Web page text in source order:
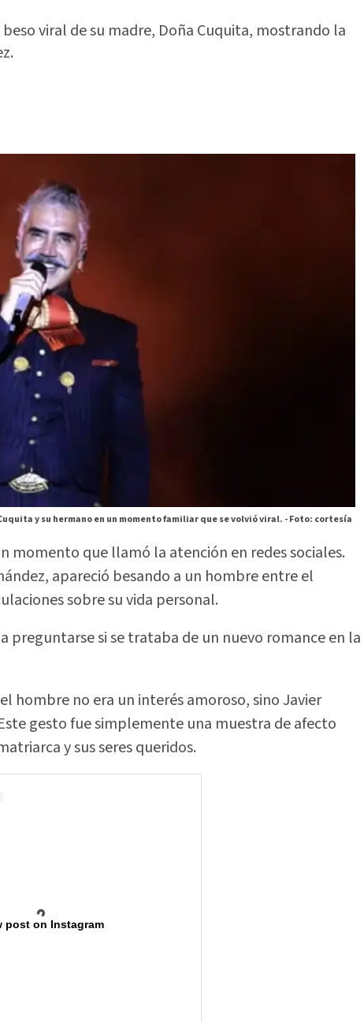
viral de su madre, Doña Cuquita, mostrando la
y su hermano en un momento familiar que se volvió viral. -Foto: cortesía
momento que llamó la atención en redes sociales.
apareció besando a un hombre entre el
sobre su vida personal.
si se trataba de un nuevo romance en la
hombre no era un interés amoroso, sino Javier
gesto fue simplemente una muestra de afecto
y sus seres queridos.
post on Instagram